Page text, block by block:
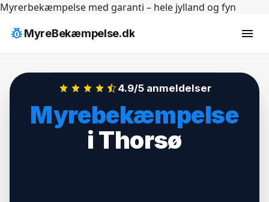
Hop
indhold
Myrerbekæmpelse med garanti – hele jylland og fyn
pest_controlMyreBekæmpelse.dk menu
4.9/5 anmeldelser
Myrebekæmpelse
i Thorsø